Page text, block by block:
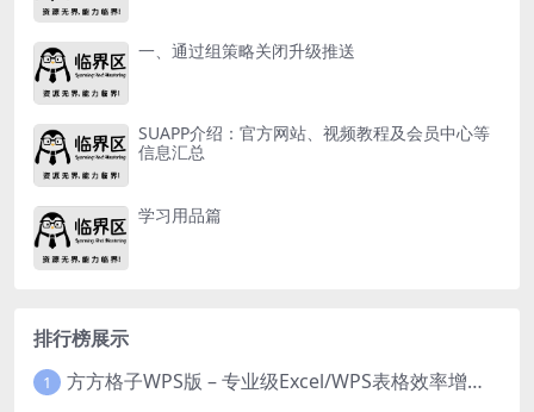
一、通过组策略关闭升级推送
SUAPP介绍：官方网站、视频教程及会员中心等
信息汇总
学习用品篇
排行榜展示
1 方方格子WPS版 – 专业级Excel/WPS表格效率增强插件